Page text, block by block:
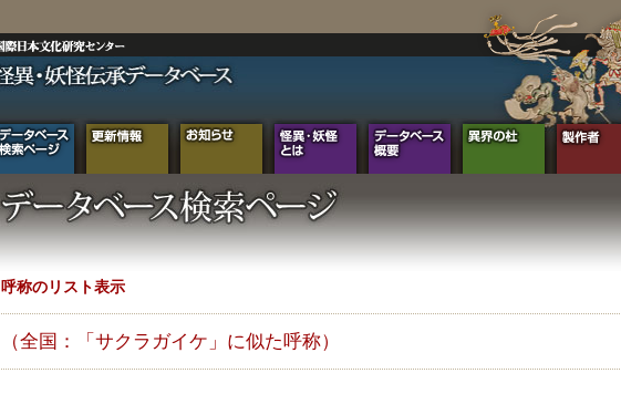
呼称のリスト表示
（全国：「サクラガイケ」に似た呼称）